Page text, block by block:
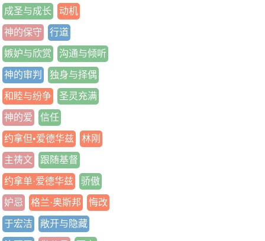
成圣与成长 动机
神的保守 行道
嫉妒与欣赏 沟通与倾听
神的审判 独身与择偶
和睦与纷争 圣灵充满
神的爱 信任
约拿但•爱德华兹 林刚
主祷文 跟随基督
约拿单·爱德华兹 骄傲
妒忌 格兰·奥斯邦 悔改
于宏洁 敞开与隐藏